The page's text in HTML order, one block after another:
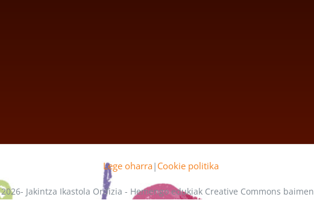
Lege oharra| Cookie politika
2026- Jakintza Ikastola Ordizia - Hemengo edukiak Creative Commons baimen